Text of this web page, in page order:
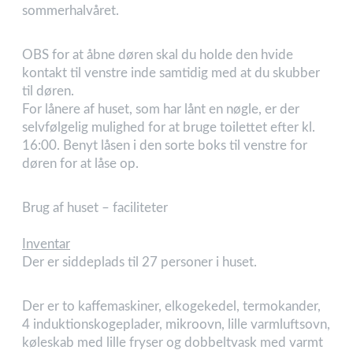
sommerhalvåret.
OBS for at åbne døren skal du holde den hvide
kontakt til venstre inde samtidig med at du skubber
til døren.
For lånere af huset, som har lånt en nøgle, er der
selvfølgelig mulighed for at bruge toilettet efter kl.
16:00. Benyt låsen i den sorte boks til venstre for
døren for at låse op.
Brug af huset – faciliteter
Inventar
Der er siddeplads til 27 personer i huset.
Der er to kaffemaskiner, elkogekedel, termokander,
4 induktionskogeplader, mikroovn, lille varmluftsovn,
køleskab med lille fryser og dobbeltvask med varmt